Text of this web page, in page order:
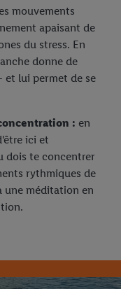
mouvements
apaisant de
du stress. En
donne de
et lui permet de se
: en
ici et
dois te concentrer
rythmiques de
une méditation en